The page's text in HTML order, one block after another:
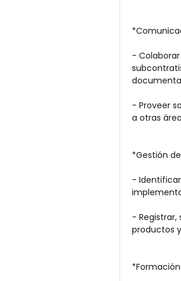
-
- Proveer
a otras
*Gestión
-
- Registrar,
productos